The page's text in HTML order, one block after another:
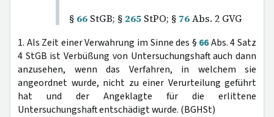
§ 66 StGB; § 265 StPO; § 76Abs. 2 GVG
1. Als Zeit einer Verwahrung im Sinne des § 66Abs. 4 Satz
4 StGB ist Verbüßung von Untersuchungshaft auch dann
anzusehen, wenn das Verfahren, in welchem sie
angeordnet wurde, nicht zu einer Verurteilung geführt
hat und der Angeklagte für die erlittene
Untersuchungshaft entschädigt wurde. (BGHSt)